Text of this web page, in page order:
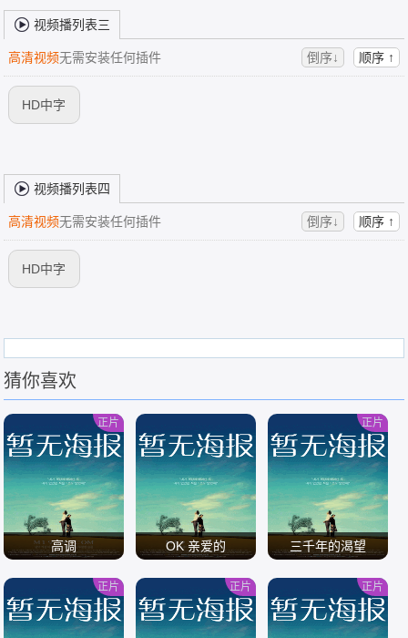
视频播列表三
高清视频无需安装任何插件 倒序↓ 顺序 ↑
HD中字
视频播列表四
高清视频无需安装任何插件 倒序↓ 顺序 ↑
HD中字
猜你喜欢
高调
/
正片
OK 亲爱的
/
三千年的渴望
/
正片
正片 正片 正片